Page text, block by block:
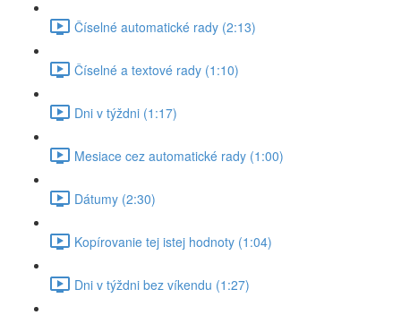
Číselné automatické rady (2:13)
Číselné a textové rady (1:10)
Dni v týždni (1:17)
Mesiace cez automatické rady (1:00)
Dátumy (2:30)
Kopírovanie tej istej hodnoty (1:04)
Dni v týždni bez víkendu (1:27)